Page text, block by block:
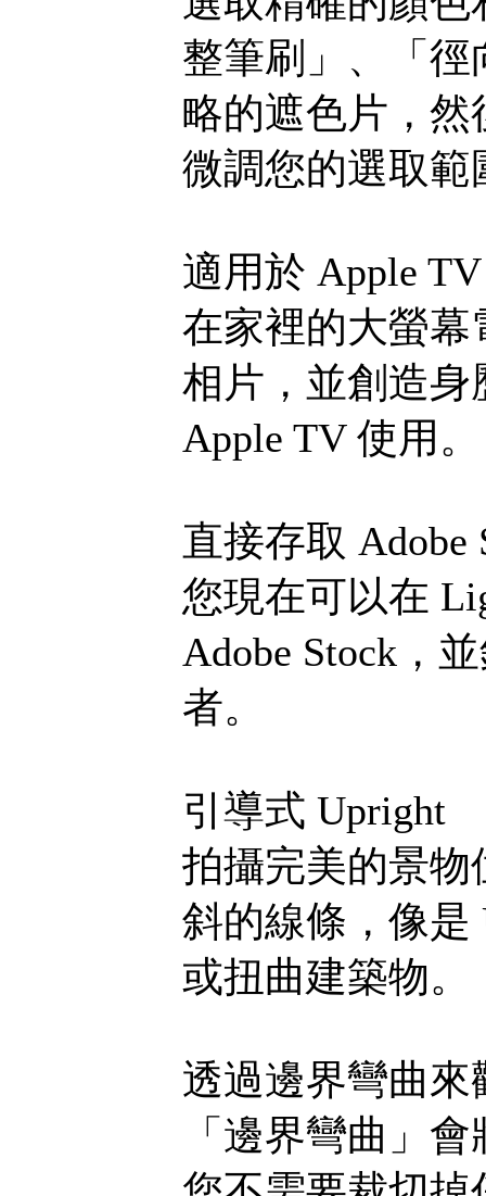
整筆刷」、「
略的遮色片，
微調您的選取範
適用於 Apple
在家裡的大螢幕
相片，並創造身
Apple TV 使用。
直接存取 Adobe
您現在可以在
Adobe Stock，
者。
引導式 Upright
拍攝完美的景
斜的線條，像是
或扭曲建築物。
透過邊界彎曲來
「邊界彎曲」